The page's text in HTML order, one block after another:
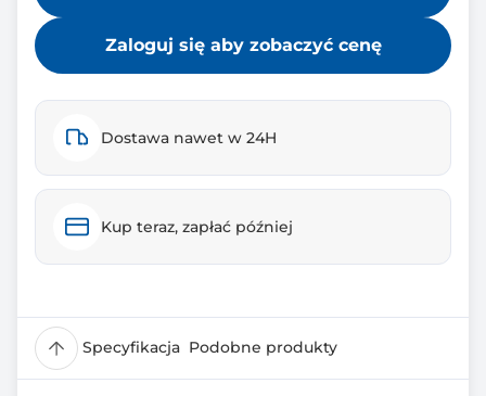
Zaloguj się aby zobaczyć cenę
Dostawa nawet w 24H
Kup teraz, zapłać później
Specyfikacja Podobne produkty